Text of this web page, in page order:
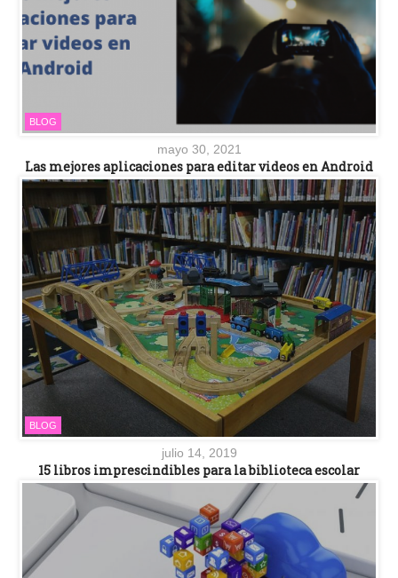
BLOG
mayo 30, 2021
Las mejores aplicaciones para editar videos en Android
BLOG
julio 14, 2019
15 libros imprescindibles para la biblioteca escolar